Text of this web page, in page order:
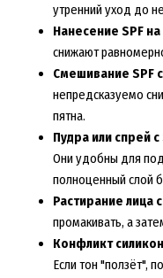
утренний уход до
Нанесение SPF
снижают
Смешивание SPF
непредсказуемо
пятна.
Пудра или спрей
Они удобны для
полноценный слой
Растирание лица
промакивать, а
Конфликт
Если тон "ползёт",